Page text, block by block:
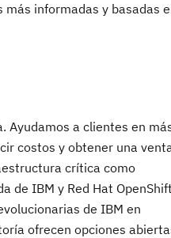
informadas y basadas
Ayudamos a clientes en
costos y obtener una
crítica como
de IBM y Red Hat OpenShift
de IBM en
ofrecen opciones